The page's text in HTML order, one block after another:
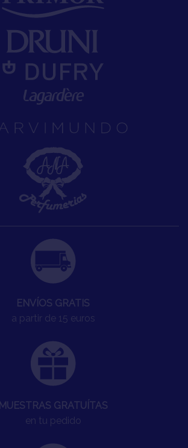
ENVÍOS GRATIS
a partir de 15 euros
MUESTRAS GRATUÍTAS
en tu pedido